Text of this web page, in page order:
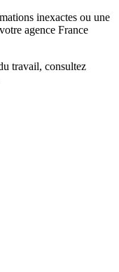
inexactes ou une
agence France
travail, consultez